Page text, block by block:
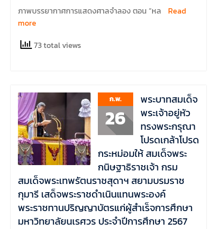
ภาพบรรยากาศการแสดงศาลจำลอง ตอน “หล
Read
more
73 total views
ก.พ.
26
พระบาทสมเด็จ
พระเจ้าอยู่หัว
ทรงพระกรุณา
โปรดเกล้าโปรด
กระหม่อมให้ สมเด็จพระ
กนิษฐาธิราชเจ้า กรม
สมเด็จพระเทพรัตนราชสุดาฯ สยามบรมราช
กุมารี เสด็จพระราชดำเนินแทนพระองค์
พระราชทานปริญญาบัตรแก่ผู้สำเร็จการศึกษา
มหาวิทยาลัยนเรศวร ประจำปีการศึกษา 2567